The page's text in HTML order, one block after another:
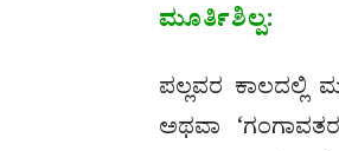
ಮೂರ್ತಿಶಿಲ್ಪ:
ಪಲ್ಲವರ ಕಾಲದಲ್ಲಿ
ಅಥವಾ